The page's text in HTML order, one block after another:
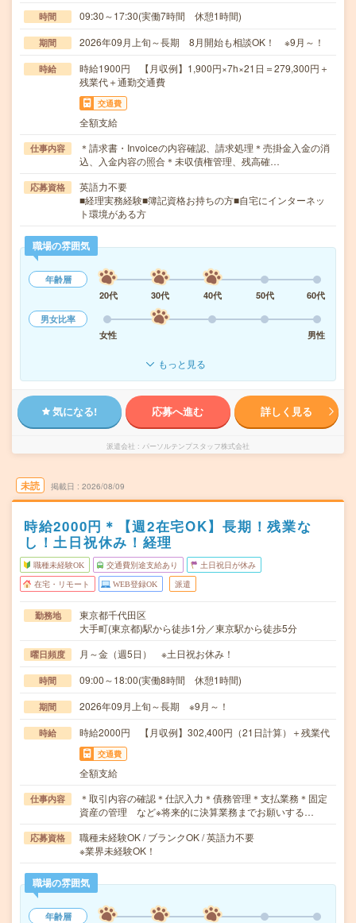
時間 09:30～17:30(実働7時間 休憩1時間)
期間 2026年09月上旬～長期 8月開始も相談OK！ ※9月～！
時給
時給1900円 【月収例】1,900円×7h×21日＝279,300円＋
残業代＋通勤交通費
交通費
全額支給
仕事内容
＊請求書・Invoiceの内容確認、請求処理＊売掛金入金の消
込、入金内容の照合＊未収債権管理、残高確…
応募資格
英語力不要
■経理実務経験■簿記資格お持ちの方■自宅にインターネッ
ト環境がある方
職場の雰囲気
年齢層
20代
30代 40代 50代
60代
男女比率
女性
男性
もっと見る
気になる! 応募へ進む 詳しく見る
派遣会社 パーソルテンプスタッフ株式会社
未読 掲載日 2026/08/09
時給2000円＊【週2在宅OK】長期！残業な
し！土日祝休み！経理
職種未経験OK 交通費別途支給あり 土日祝日が休み
在宅・リモート WEB登録OK 派遣
勤務地
東京都千代田区
大手町(東京都)駅から徒歩1分／東京駅から徒歩5分
曜日頻度 月～金（週5日） ※土日祝お休み！
時間 09:00～18:00(実働8時間 休憩1時間)
期間 2026年09月上旬～長期 ※9月～！
時給 時給2000円 【月収例】302,400円（21日計算）＋残業代
交通費
全額支給
仕事内容
＊取引内容の確認＊仕訳入力＊債務管理＊支払業務＊固定
資産の管理 など※将来的に決算業務までお願いする…
応募資格
職種未経験OK / ブランクOK / 英語力不要
※業界未経験OK！
職場の雰囲気
年齢層